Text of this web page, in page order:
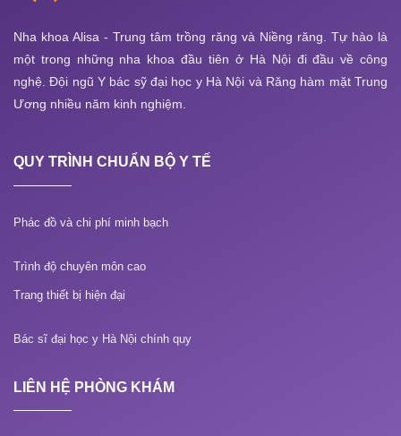
Nha khoa Alisa - Trung tâm trồng răng và Niềng răng. Tự hào là
một trong những nha khoa đầu tiên ở Hà Nội đi đầu về công
nghệ. Đội ngũ Y bác sỹ đại học y Hà Nội và Răng hàm mặt Trung
Ương nhiều năm kinh nghiệm.
QUY TRÌNH CHUẨN BỘ Y TẾ
Phác đồ và chi phí minh bạch
Trình độ chuyên môn cao
Trang thiết bị hiện đại
Bác sĩ đại học y Hà Nội chính quy
LIÊN HỆ PHÒNG KHÁM